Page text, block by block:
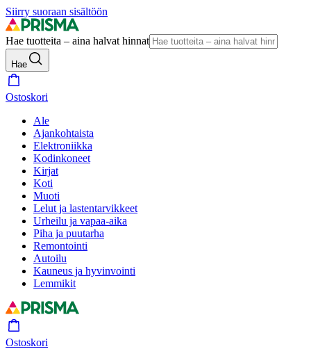
Siirry suoraan sisältöön
Hae tuotteita – aina halvat hinnat
Hae
Ostoskori
Ale
Ajankohtaista
Elektroniikka
Kodinkoneet
Kirjat
Koti
Muoti
Lelut ja lastentarvikkeet
Urheilu ja vapaa-aika
Piha ja puutarha
Remontointi
Autoilu
Kauneus ja hyvinvointi
Lemmikit
Ostoskori